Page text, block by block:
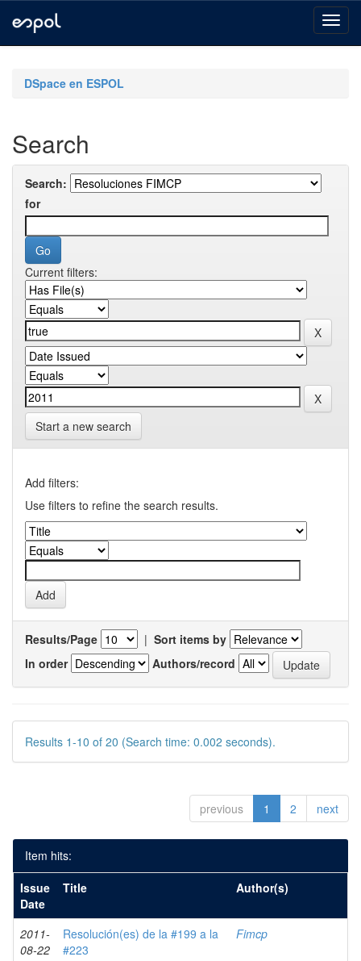
navigationDSpace en ESPOL
Search
Search:
for
Current filters:
Start a new search
Add filters:
Use filters to refine the search results.
Results/Page | Sort items by
In order
Authors/record
Results 1-10 of 20 (Search time: 0.002 seconds).
previous 1 2 next
Item hits:
Issue
Date
Title Author(s)
2011-
08-22
Resolución(es) de la #199 a la
#223
Fimcp